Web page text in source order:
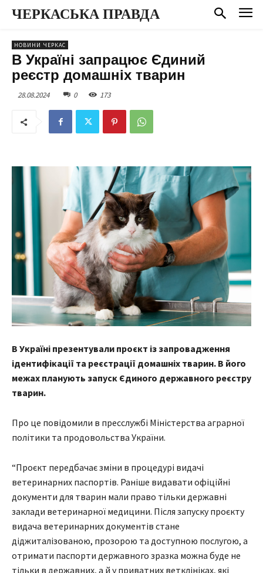
ЧЕРКАСЬКА ПРАВДА
НОВИНИ ЧЕРКАС
В Україні запрацює Єдиний
реєстр домашніх тварин
28.08.2024 0 173
В Україні презентували проєкт із запровадження
ідентифікації та реєстрації домашніх тварин. В його
межах планують запуск Єдиного державного реєстру
тварин.
Про це повідомили в пресслужбі Міністерства аграрної
політики та продовольства України.
“Проєкт передбачає зміни в процедурі видачі
ветеринарних паспортів. Раніше видавати офіційні
документи для тварин мали право тільки державні
заклади ветеринарної медицини. Після запуску проєкту
видача ветеринарних документів стане
діджиталізованою, прозорою та доступною послугою, а
отримати паспорти державного зразка можна буде не
тільки в державних, а й у приватних ветклініках, які